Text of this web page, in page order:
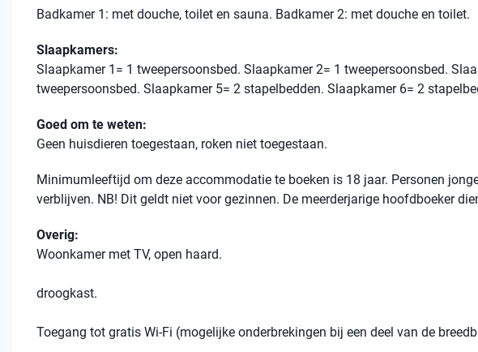
Badkamer 1: met douche, toilet en sauna. Badkamer 2: met douche en toilet.
Slaapkamers:
Slaapkamer 1= 1 tweepersoonsbed. Slaapkamer 2= 1 tweepersoonsbed.
tweepersoonsbed. Slaapkamer 5= 2 stapelbedden. Slaapkamer 6= 2
Goed om te weten:
Geen huisdieren toegestaan, roken niet toegestaan.
Minimumleeftijd om deze accommodatie te boeken is 18 jaar. Personen
verblijven. NB! Dit geldt niet voor gezinnen. De meerderjarige hoofdboeker
Overig:
Woonkamer met TV, open haard.
droogkast.
Toegang tot gratis Wi-Fi (mogelijke onderbrekingen bij een deel van de